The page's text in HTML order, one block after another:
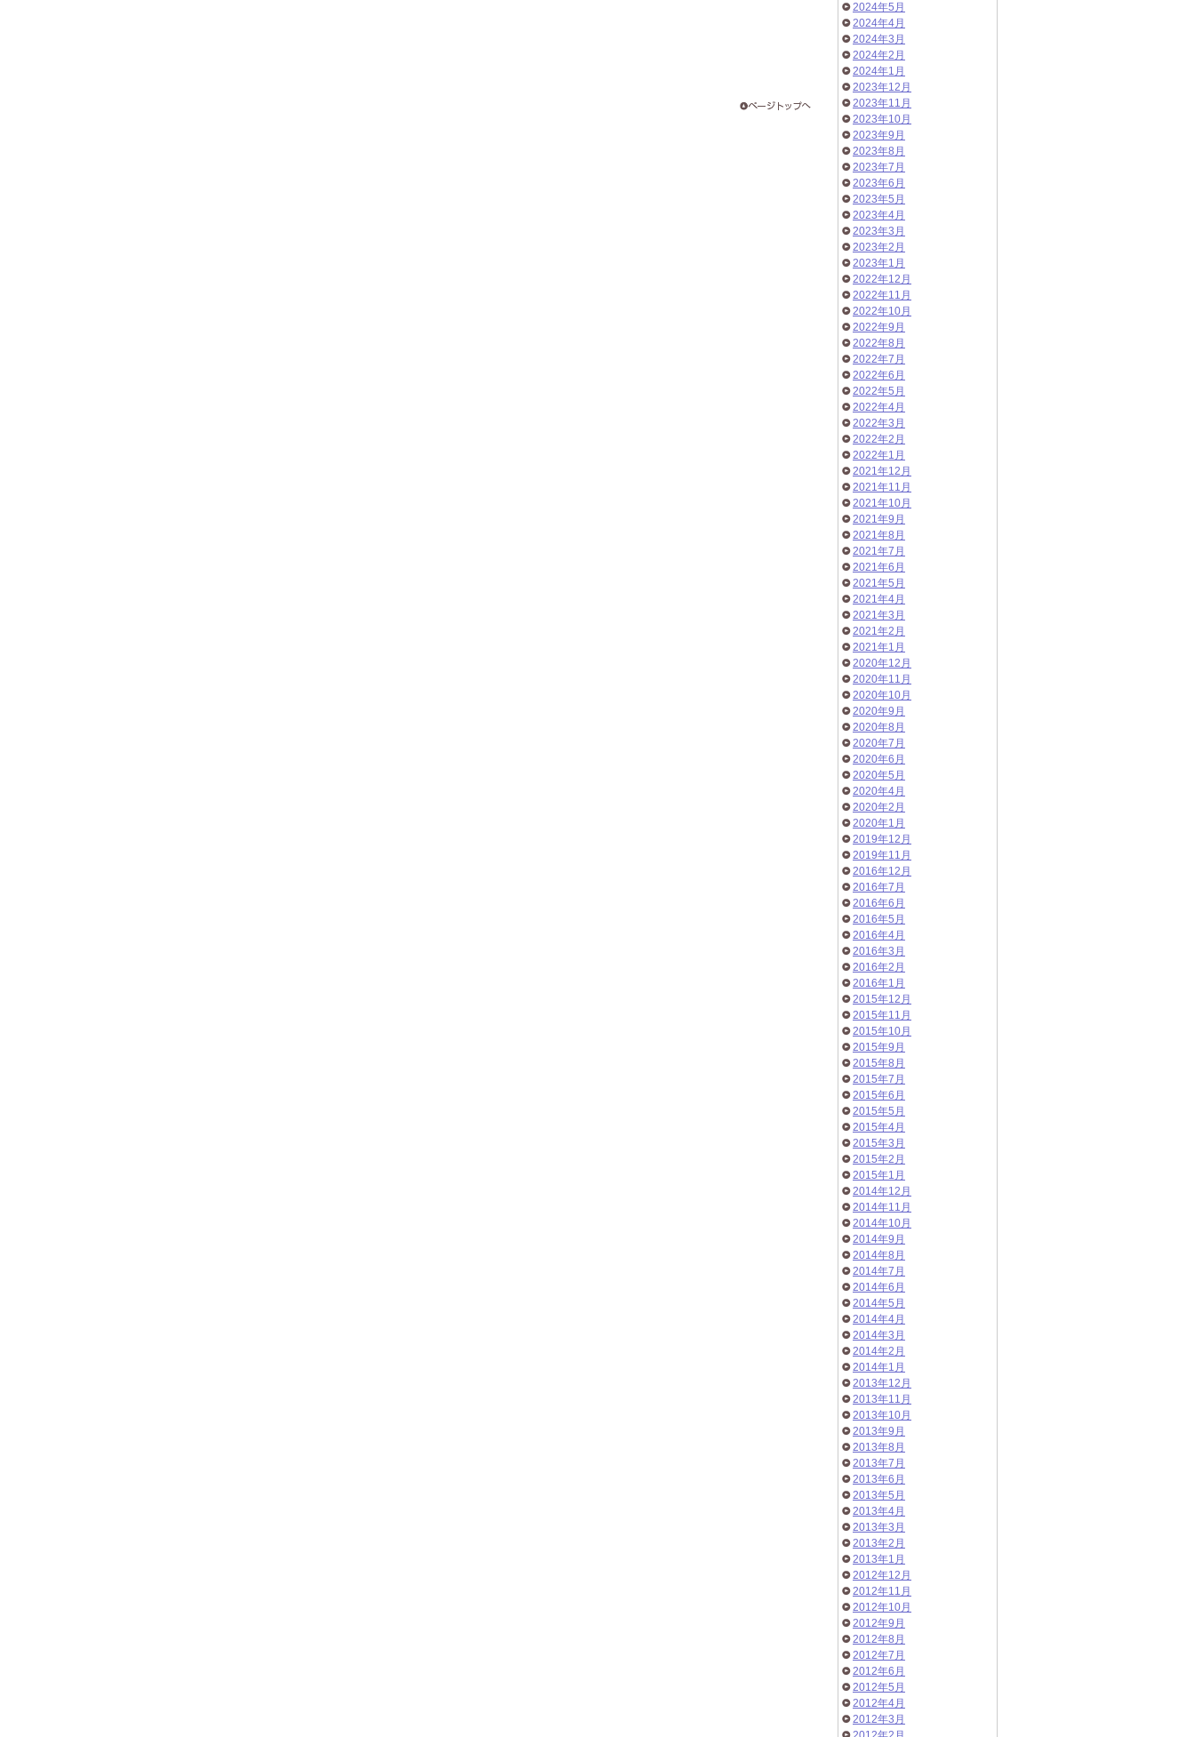
2024年5月
2024年4月
2024年3月
2024年2月
2024年1月
2023年12月
2023年11月
2023年10月
2023年9月
2023年8月
2023年7月
2023年6月
2023年5月
2023年4月
2023年3月
2023年2月
2023年1月
2022年12月
2022年11月
2022年10月
2022年9月
2022年8月
2022年7月
2022年6月
2022年5月
2022年4月
2022年3月
2022年2月
2022年1月
2021年12月
2021年11月
2021年10月
2021年9月
2021年8月
2021年7月
2021年6月
2021年5月
2021年4月
2021年3月
2021年2月
2021年1月
2020年12月
2020年11月
2020年10月
2020年9月
2020年8月
2020年7月
2020年6月
2020年5月
2020年4月
2020年2月
2020年1月
2019年12月
2019年11月
2016年12月
2016年7月
2016年6月
2016年5月
2016年4月
2016年3月
2016年2月
2016年1月
2015年12月
2015年11月
2015年10月
2015年9月
2015年8月
2015年7月
2015年6月
2015年5月
2015年4月
2015年3月
2015年2月
2015年1月
2014年12月
2014年11月
2014年10月
2014年9月
2014年8月
2014年7月
2014年6月
2014年5月
2014年4月
2014年3月
2014年2月
2014年1月
2013年12月
2013年11月
2013年10月
2013年9月
2013年8月
2013年7月
2013年6月
2013年5月
2013年4月
2013年3月
2013年2月
2013年1月
2012年12月
2012年11月
2012年10月
2012年9月
2012年8月
2012年7月
2012年6月
2012年5月
2012年4月
2012年3月